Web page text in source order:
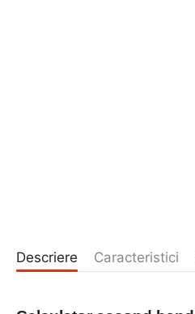
Descriere Caracteristici